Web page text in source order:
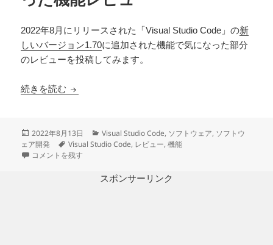
2022年8月にリリースされた「Visual Studio Code」の新
しいバージョン1.70に追加された機能で気になった部分
のレビューを投稿してみます。
続きを読む VisualStudioCode 1.70 気になった機能レビュー
投
稿
日:
2022年8月13日
カ
テ
ー
Visual Studio Code, ソフトウェア, ソフトウ
ェア開発
タ
グ
Visual Studio Code, レビュー,機能
VisualStudioCode 1.70 気になった機能レビュー に
コメントを残す
スポンサーリンク